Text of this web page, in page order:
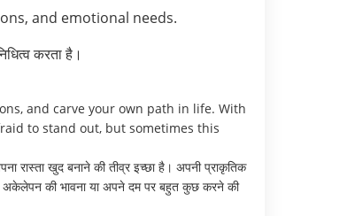
and emotional needs.
करता है।
and carve your own path in life. With
to stand out, but sometimes this
रास्ता खुद बनाने की तीव्र इच्छा है। अपनी प्राकृतिक
की भावना या अपने दम पर बहुत कुछ करने की